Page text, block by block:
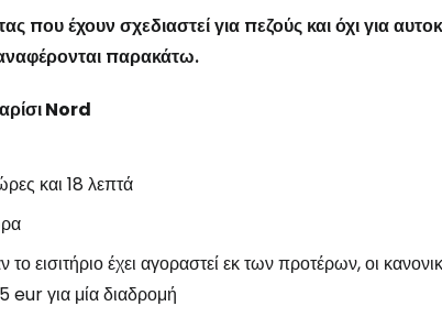
που έχουν σχεδιαστεί για πεζούς και όχι για
παρακάτω.
Nord
και 18 λεπτά
εισιτήριο έχει αγοραστεί εκ των προτέρων, οι
eur για μία διαδρομή